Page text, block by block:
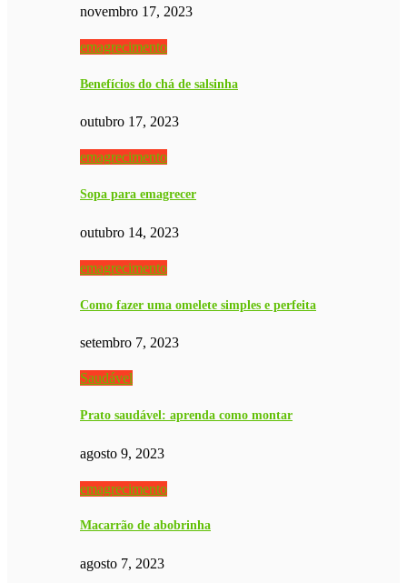
novembro 17, 2023
emagrecimento
Benefícios do chá de salsinha
outubro 17, 2023
emagrecimento
Sopa para emagrecer
outubro 14, 2023
emagrecimento
Como fazer uma omelete simples e perfeita
setembro 7, 2023
Saudável
Prato saudável: aprenda como montar
agosto 9, 2023
emagrecimento
Macarrão de abobrinha
agosto 7, 2023